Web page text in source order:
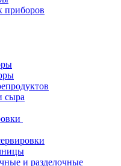
приборов
сыра
и разделочные